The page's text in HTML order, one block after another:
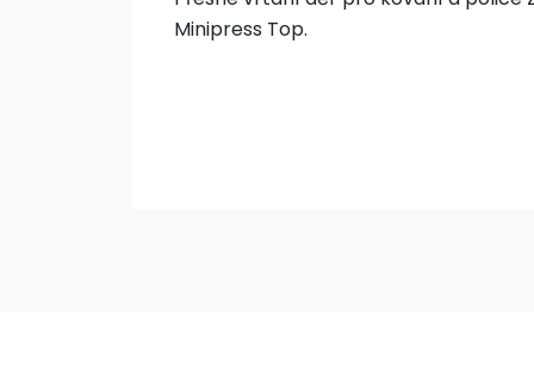
Minipress Top.